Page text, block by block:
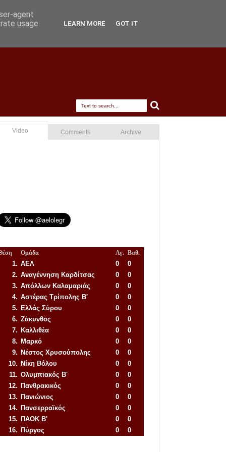
Video Comments Archive
Ομάδα Αγ. Βαθ.
1. ΑΕΛ 0
0
2. Αναγέννηση Καρδίτσας 0
0
3. Απόλλων Καλαμαριάς 0
0
4. Αστέρας Τρίπολης Β' 0
0
5. Ελλάς Σύρου 0
0
6. Ζάκυνθος 0
0
7. Καλλιθέα 0
0
8. Μαρκό 0
0
9. Νέστος Χρυσούπολης 0
0
10. Νίκη Βόλου 0
0
11. Ολυμπιακός Β' 0
0
12. Πανθρακικός 0
0
13. Πανιώνιος 0
0
14. Πανσερραϊκός 0
0
15. ΠΑΟΚ Β' 0
0
16. Πύργος 0
0
agent
usage
LEARN MORE GOT IT